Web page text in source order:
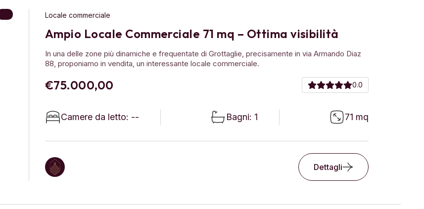
Locale commerciale
Ampio Locale Commerciale 71 mq – Ottima visibilità
In una delle zone più dinamiche e frequentate di Grottaglie, precisamente in via Armando Diaz
88, proponiamo in vendita, un interessante locale commerciale.
€75.000,00 0.0
Camere da letto: -- Bagni: 1 71 mq
Dettagli